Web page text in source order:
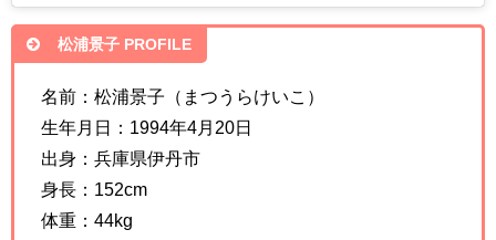
松浦景子 PROFILE
名前：松浦景子（まつうらけいこ）
生年月日：1994年4月20日
出身：兵庫県伊丹市
身長：152cm
体重：44kg